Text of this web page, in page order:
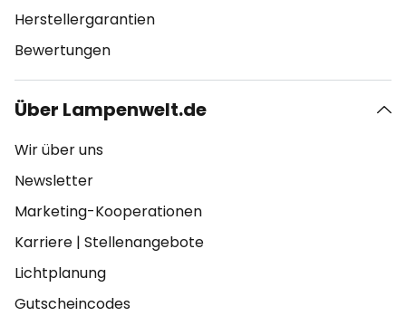
Herstellergarantien
Bewertungen
Über Lampenwelt.de
Wir über uns
Newsletter
Marketing-Kooperationen
Karriere | Stellenangebote
Lichtplanung
Gutscheincodes